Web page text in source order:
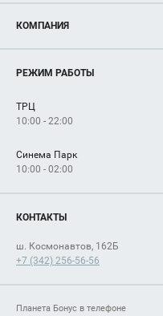
Новости
Магазины
Услуги
КОМПАНИЯ
Рекламодателям
Как добраться
РЕЖИМ РАБОТЫ
ТРЦ
10:00 - 22:00
Синема Парк
10:00 - 02:00
КОНТАКТЫ
ш. Космонавтов, 162Б
+7 (342) 256-56-56
Планета Бонус в телефоне